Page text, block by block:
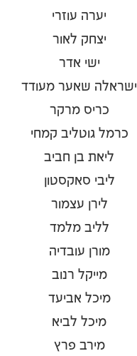
יערה עוזרי
יצחק לאור
ישי אדר
ישראלה שאער מעודד
כריס מרקר
כרמל גוטליב קמחי
ליאת בן חביב
ליבי סאקסטון
לירן עצמור
לליב מלמד
מורן עובדיה
מייקל רנוב
מיכל אביעד
מיכל לביא
מירב פרץ